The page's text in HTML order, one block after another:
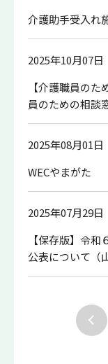
介護助手受入れ
2025年10月07日
【介護職員の
員のための相談
2025年08月01日
WECやまがた
2025年07月29日
【保存版】令
公表について（